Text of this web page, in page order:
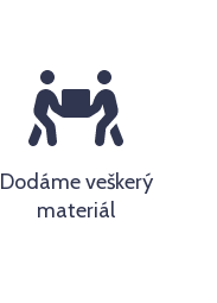
Dodáme veškerý
materiál